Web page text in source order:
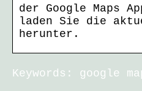
der Google Maps
laden Sie die
herunter.
Keywords: google